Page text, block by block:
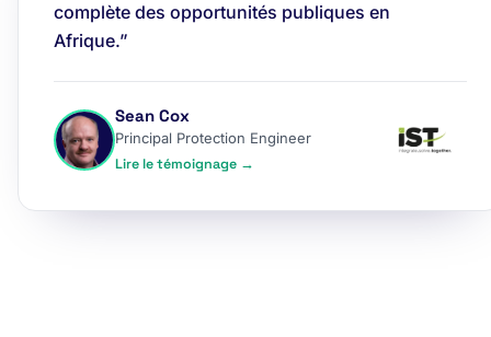
complète des opportunités publiques en
Afrique.”
Sean Cox
Principal Protection Engineer
Lire le témoignage →